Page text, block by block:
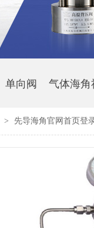
单向阀 气体海
> 先导海角官网首页登